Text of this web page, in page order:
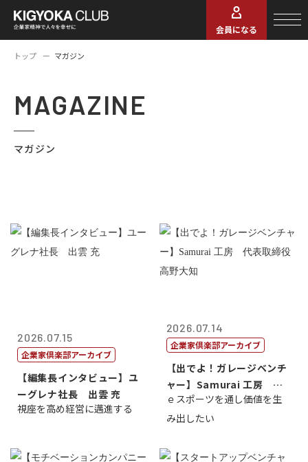
会員になる
トップ マガジン
MAGAZINE
マガジン
2026.07.15
企業家倶楽部アーカイブ
【編集長インタビュー】ユ
ーグレナ社長 出雲 充
視座を高め経営に邁進する
2026.07.14
企業家倶楽部アーカイブ
【出でよ！ガレージベンチ
ャー】Samurai 工房 代
表取締...
ｅスポーツを通し価値を生
み出したい